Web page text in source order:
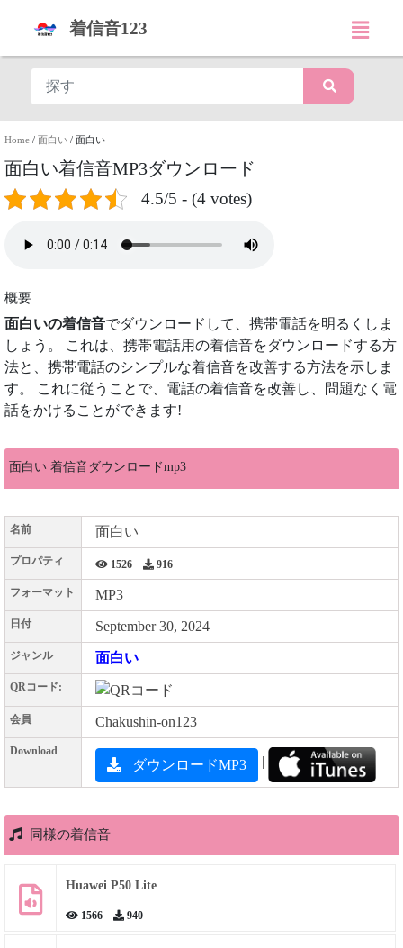
着信音123
Home / 面白い / 面白い
面白い着信音MP3ダウンロード
4.5/5 - (4 votes)
概要
面白いの着信音でダウンロードして、携帯電話を明るくしま
しょう。 これは、携帯電話用の着信音をダウンロードする方
法と、携帯電話のシンプルな着信音を改善する方法を示しま
す。 これに従うことで、電話の着信音を改善し、問題なく電
話をかけることができます!
面白い 着信音ダウンロードmp3
名前 面白い
プロパティ 1526 916
フォーマット MP3
日付 September 30, 2024
ジャンル 面白い
QRコード:
会員 Chakushin-on123
Download
ダウンロードMP3 |
同様の着信音
Huawei P50 Lite
1566 940